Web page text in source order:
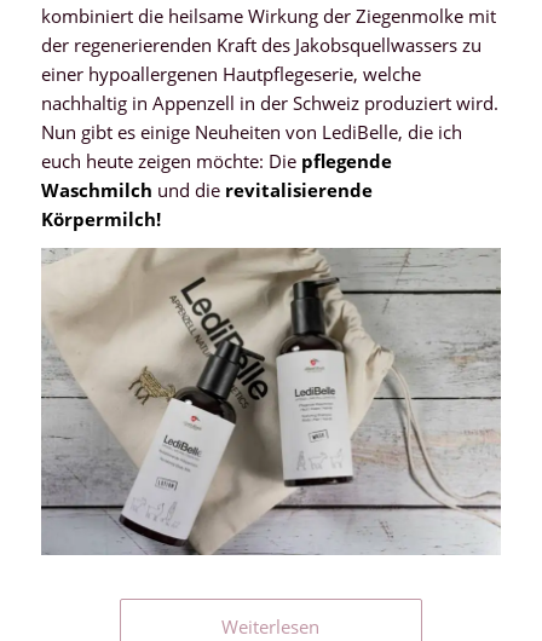
kombiniert die heilsame Wirkung der Ziegenmolke mit
der regenerierenden Kraft des Jakobsquellwassers zu
einer hypoallergenen Hautpflegeserie, welche
nachhaltig in Appenzell in der Schweiz produziert wird.
Nun gibt es einige Neuheiten von LediBelle, die ich
euch heute zeigen möchte: Die pflegende
Waschmilch und die revitalisierende
Körpermilch!
Weiterlesen